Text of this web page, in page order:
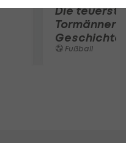
Die
Tormänner
Geschichte
Fußball